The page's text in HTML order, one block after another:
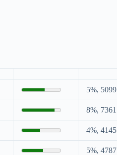
5%, 5099
8%, 7361
4%, 4145
5%, 4787